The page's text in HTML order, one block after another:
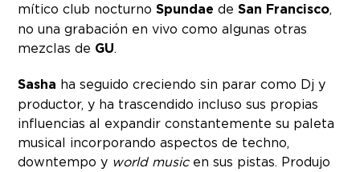
mítico club nocturnoSpundae deSan Francisco,
no una grabación en vivo como algunas otras
mezclas de GU.
Sasha ha seguido creciendo sin parar como Dj y
productor, y ha trascendido incluso sus propias
influencias al expandir constantemente su paleta
musical incorporando aspectos de techno,
downtempo y world musicen sus pistas. Produjo